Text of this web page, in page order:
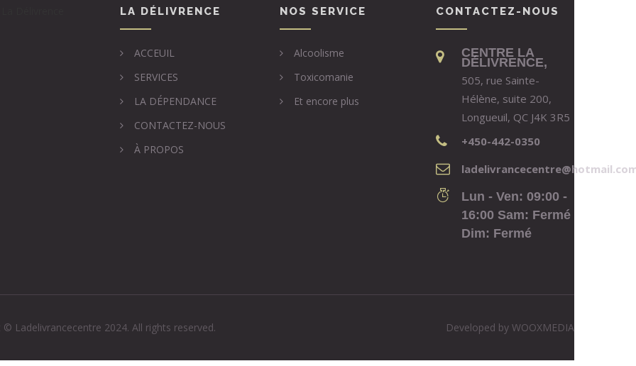
LA DÉLIVRENCE
ACCEUIL
SERVICES
LA DÉPENDANCE
CONTACTEZ-NOUS
À PROPOS
NOS SERVICE
Alcoolisme
Toxicomanie
Et encore plus
CONTACTEZ-NOUS
CENTRE LA
DÉLIVRENCE,
505, rue Sainte-
Hélène, suite 200,
Longueuil, QC J4K 3R5
+450-442-0350
Lun - Ven: 09:00 -
16:00 Sam: Fermé
Dim: Fermé
© Ladelivrancecentre 2024. All rights reserved. Developed byWOOXMEDIA